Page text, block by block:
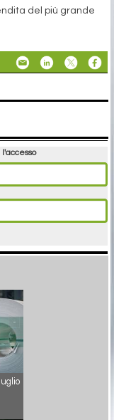
del più grande